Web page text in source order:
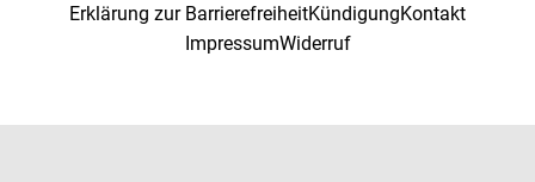
Erklärung zur BarrierefreiheitKündigungKontakt
ImpressumWiderruf